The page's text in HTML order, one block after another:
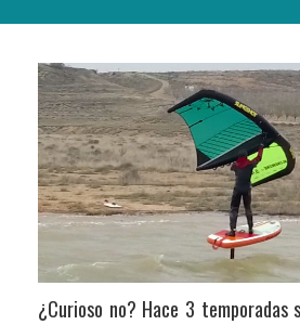
¿Curioso no? Hace 3 temporadas